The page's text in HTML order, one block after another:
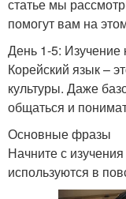
статье мы
помогут вам на
День 1-5: Изучение
Корейский язык –
культуры. Даже
общаться и
Основные фразы
Начните с
используются в